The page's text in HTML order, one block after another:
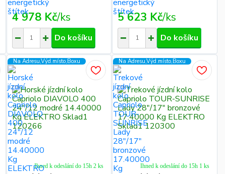
4 978 Kč/ks
Do košíku
5 623 Kč/ks
Do košíku
Na Adresu,Výd.místo,Boxu
Ihned k odeslání do 15h 2 ks
Na Adresu,Výd.místo,Boxu
Ihned k odeslání do 15h 1 ks